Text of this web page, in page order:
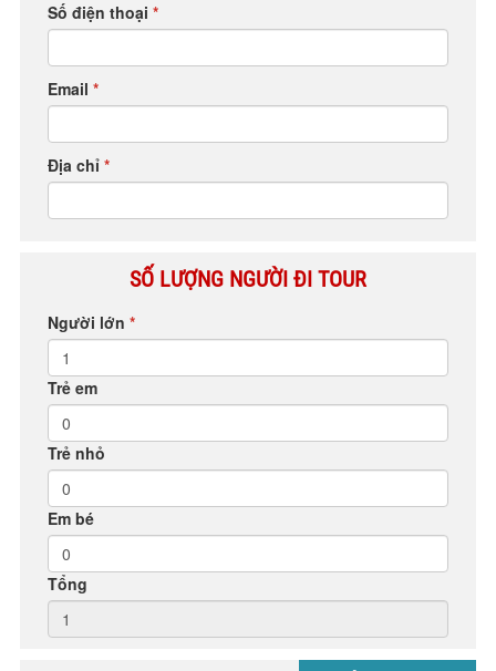
Số điện thoại *
Email *
Địa chỉ *
SỐ LƯỢNG NGƯỜI ĐI TOUR
Người lớn *
Trẻ em
Trẻ nhỏ
Em bé
Tổng